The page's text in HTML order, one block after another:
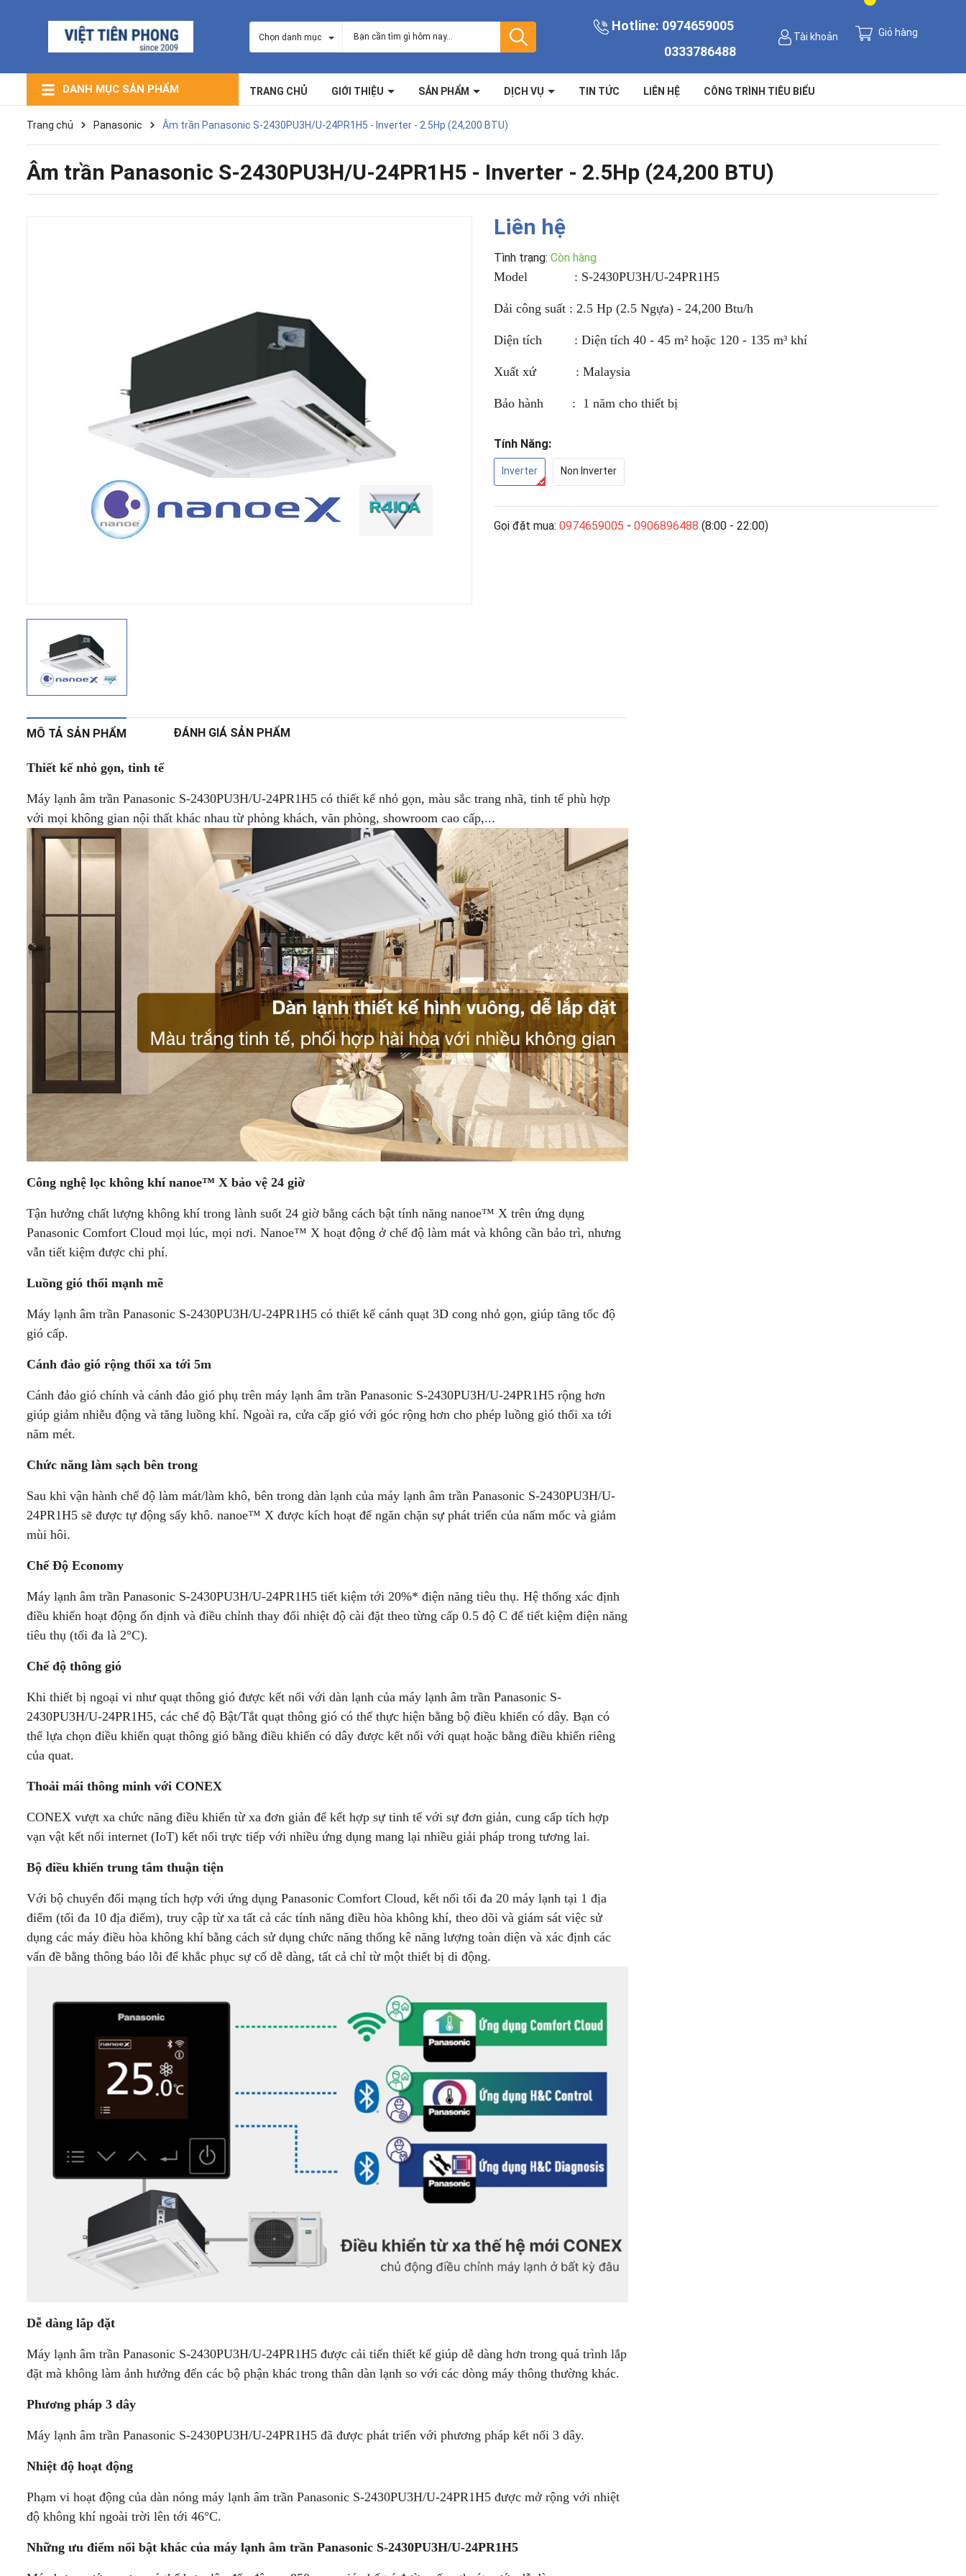
Chọn danh mục
Hotline: 0974659005
0333786488
Tài khoản Giỏ hàng
DANH MỤC SẢN PHẨM TRANG CHỦ GIỚI THIỆU SẢN PHẨM DỊCH VỤ TIN TỨC LIÊN HỆ CÔNG TRÌNH TIÊU BIỂU
Trang chủ Panasonic Âm trần Panasonic S-2430PU3H/U-24PR1H5 - Inverter - 2.5Hp (24,200 BTU)
Âm trần Panasonic S-2430PU3H/U-24PR1H5 - Inverter - 2.5Hp (24,200 BTU)
Liên hệ
Tình trạng: Còn hàng
Model : S-2430PU3H/U-24PR1H5
Dải công suất : 2.5 Hp (2.5 Ngựa) - 24,200 Btu/h
Diện tích : Diện tích 40 - 45 m² hoặc 120 - 135 m³ khí
Xuất xứ : Malaysia
Bảo hành : 1 năm cho thiết bị
Tính Năng:
Inverter Non Inverter
Gọi đặt mua: 0974659005 - 0906896488 (8:00 - 22:00)
MÔ TẢ SẢN PHẨM ĐÁNH GIÁ SẢN PHẨM
Thiết kế nhỏ gọn, tinh tế
Máy lạnh âm trần Panasonic S-2430PU3H/U-24PR1H5 có thiết kế nhỏ gọn, màu sắc trang nhã, tinh tế phù hợp
với mọi không gian nội thất khác nhau từ phòng khách, văn phòng, showroom cao cấp,...
Công nghệ lọc không khí nanoe™ X bảo vệ 24 giờ
Tận hưởng chất lượng không khí trong lành suốt 24 giờ bằng cách bật tính năng nanoe™ X trên ứng dụng
Panasonic Comfort Cloud mọi lúc, mọi nơi. Nanoe™ X hoạt động ở chế độ làm mát và không cần bảo trì, nhưng
vẫn tiết kiệm được chi phí.
Luồng gió thổi mạnh mẽ
Máy lạnh âm trần Panasonic S-2430PU3H/U-24PR1H5 có thiết kế cánh quạt 3D cong nhỏ gọn, giúp tăng tốc độ
gió cấp.
Cánh đảo gió rộng thổi xa tới 5m
Cánh đảo gió chính và cánh đảo gió phụ trên máy lạnh âm trần Panasonic S-2430PU3H/U-24PR1H5 rộng hơn
giúp giảm nhiễu động và tăng luồng khí. Ngoài ra, cửa cấp gió với góc rộng hơn cho phép luồng gió thổi xa tới
năm mét.
Chức năng làm sạch bên trong
Sau khi vận hành chế độ làm mát/làm khô, bên trong dàn lạnh của máy lạnh âm trần Panasonic S-2430PU3H/U-
24PR1H5 sẽ được tự động sấy khô. nanoe™ X được kích hoạt để ngăn chặn sự phát triển của nấm mốc và giảm
mùi hôi.
Chế Độ Economy
Máy lạnh âm trần Panasonic S-2430PU3H/U-24PR1H5 tiết kiệm tới 20%* điện năng tiêu thụ. Hệ thống xác định
điều khiển hoạt động ổn định và điều chỉnh thay đổi nhiệt độ cài đặt theo từng cấp 0.5 độ C để tiết kiệm điện năng
tiêu thụ (tối đa là 2°C).
Chế độ thông gió
Khi thiết bị ngoại vi như quạt thông gió được kết nối với dàn lạnh của máy lạnh âm trần Panasonic S-
2430PU3H/U-24PR1H5, các chế độ Bật/Tắt quạt thông gió có thể thực hiện bằng bộ điều khiển có dây. Bạn có
thể lựa chọn điều khiển quạt thông gió bằng điều khiển có dây được kết nối với quạt hoặc bằng điều khiển riêng
của quat.
Thoải mái thông minh với CONEX
CONEX vượt xa chức năng điều khiển từ xa đơn giản để kết hợp sự tinh tế với sự đơn giản, cung cấp tích hợp
vạn vật kết nối internet (IoT) kết nối trực tiếp với nhiều ứng dụng mang lại nhiều giải pháp trong tương lai.
Bộ điều khiển trung tâm thuận tiện
Với bộ chuyển đổi mạng tích hợp với ứng dụng Panasonic Comfort Cloud, kết nối tối đa 20 máy lạnh tại 1 địa
điểm (tối đa 10 địa điểm), truy cập từ xa tất cả các tính năng điều hòa không khí, theo dõi và giám sát việc sử
dụng các máy điều hòa không khí bằng cách sử dụng chức năng thống kê năng lượng toàn diện và xác định các
vấn đề bằng thông báo lỗi để khắc phục sự cố dễ dàng, tất cả chỉ từ một thiết bị di động.
Dễ dàng lắp đặt
Máy lạnh âm trần Panasonic S-2430PU3H/U-24PR1H5 được cải tiến thiết kế giúp dễ dàng hơn trong quá trình lắp
đặt mà không làm ảnh hưởng đến các bộ phận khác trong thân dàn lạnh so với các dòng máy thông thường khác.
Phương pháp 3 dây
Máy lạnh âm trần Panasonic S-2430PU3H/U-24PR1H5 đã được phát triển với phương pháp kết nối 3 dây.
Nhiệt độ hoạt động
Phạm vi hoạt động của dàn nóng máy lạnh âm trần Panasonic S-2430PU3H/U-24PR1H5 được mở rộng với nhiệt
độ không khí ngoài trời lên tới 46°C.
Những ưu điểm nổi bật khác của máy lạnh âm trần Panasonic S-2430PU3H/U-24PR1H5